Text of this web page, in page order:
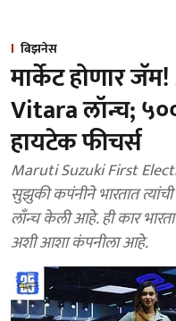
बिझनेस
मार्केट होणार
Vitara लॉन्च;
हायटेक फीचर्स
Maruti Suzuki First
सुझुकी कपंनीने भारतात
लाँन्च केली आहे. ही कार
अशी आशा कंपनीला आहे.